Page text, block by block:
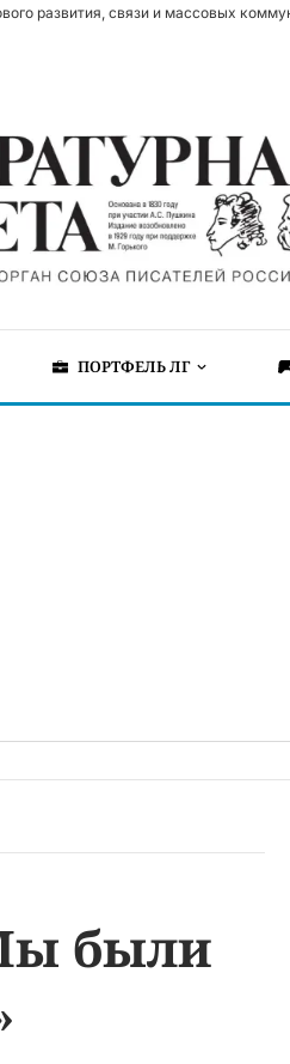
развития, связи и массовых
ПОРТФЕЛЬ ЛГ
были